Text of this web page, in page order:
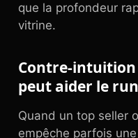
que la profondeur
vitrine.
Contre-
peut aider le run
Quand un top seller
empêche parfois